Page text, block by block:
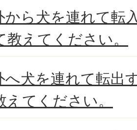
から犬を連れて転
教えてください。
へ犬を連れて転出
てください。